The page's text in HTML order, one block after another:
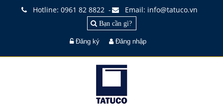
Hotline: 0961 82 8822- Email: info@tatuco.vn
Bạn cần gì?
Đăng ký Đăng nhập